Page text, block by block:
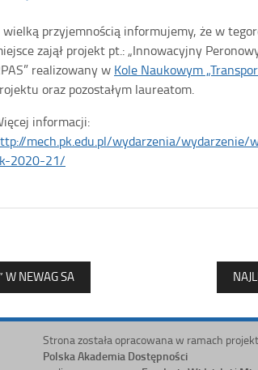
wielką przyjemnością informujemy, że w
zajął projekt pt.: „Innowacyjny
realizowany w Kole Naukowym
oraz pozostałym laureatom.
informacji:
mech.pk.edu.pl/wydarzenia/
2020-21/
W NEWAG SA
Strona została opracowana w ramach
Polska Akademia Dostępności